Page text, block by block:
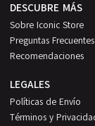
DESCUBRE MÁS
Sobre Iconic Store
Preguntas Frecuentes
Recomendaciones
LEGALES
Políticas de Envío
Términos y